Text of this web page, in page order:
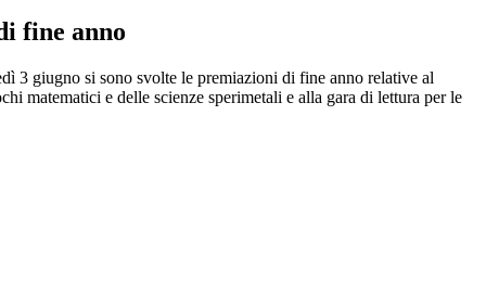
fine anno
3 giugno si sono svolte le premiazioni di fine anno relative al
matematici e delle scienze sperimetali e alla gara di lettura per le